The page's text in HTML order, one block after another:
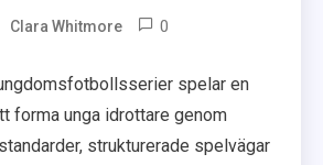
Clara Whitmore 0
spelar en
forma unga idrottare genom
strukturerade spelvägar